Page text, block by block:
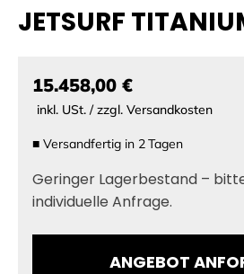
JETSURF
15.458,00 €
inkl. USt. / zzgl. Versandkosten
■ Versandfertig in 2Tagen
Geringer Lagerbestand –
individuelle Anfrage.
ANGEBOT